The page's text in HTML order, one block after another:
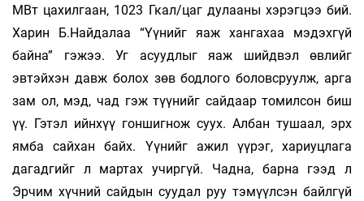
МВт цахилгаан, 1023 Гкал/цаг дулааны хэрэгцээ бий.
Харин Б.Найдалаа “Үүнийг яаж хангахаа мэдэхгүй
байна” гэжээ. Уг асуудлыг яаж шийдвэл өвлийг
эвтэйхэн давж болох зөв бодлого боловсруулж, арга
зам ол, мэд, чад гэж түүнийг сайдаар томилсон биш
үү. Гэтэл ийнхүү гоншигнож суух. Албан тушаал, эрх
ямба сайхан байх. Үүнийг ажил үүрэг, хариуцлага
дагадгийг л мартах учиргүй. Чадна, барна гээд л
Эрчим хүчний сайдын суудал руу тэмүүлсэн байлгүй